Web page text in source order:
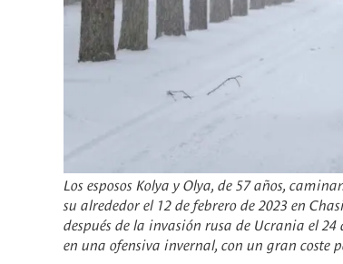
Los esposos Kolya y Olya, de 57 años,
su alrededor el 12 de febrero de 2023 en
después de la invasión rusa de Ucrania el
en una ofensiva invernal, con un gran coste